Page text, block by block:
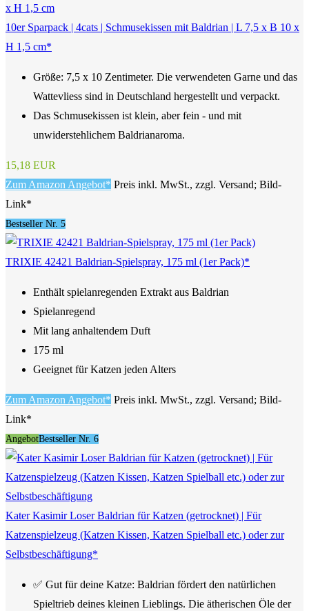
10er Sparpack | 4cats | Schmusekissen mit Baldrian | L 7,5 x B 10 x
H 1,5 cm*
Größe: 7,5 x 10 Zentimeter. Die verwendeten Garne und das
Wattevliess sind in Deutschland hergestellt und verpackt.
Das Schmusekissen ist klein, aber fein - und mit
unwiderstehlichem Baldrianaroma.
15,18 EUR
Zum Amazon Angebot* Preis inkl. MwSt., zzgl. Versand; Bild-
Link*
Bestseller Nr. 5
TRIXIE 42421 Baldrian-Spielspray, 175 ml (1er Pack)*
Enthält spielanregenden Extrakt aus Baldrian
Spielanregend
Mit lang anhaltendem Duft
175 ml
Geeignet für Katzen jeden Alters
Zum Amazon Angebot* Preis inkl. MwSt., zzgl. Versand; Bild-
Link*
AngebotBestseller Nr. 6
Kater Kasimir Loser Baldrian für Katzen (getrocknet) | Für
Katzenspielzeug (Katzen Kissen, Katzen Spielball etc.) oder zur
Selbstbeschäftigung*
✅ Gut für deine Katze: Baldrian fördert den natürlichen
Spieltrieb deines kleinen Lieblings. Die ätherischen Öle der